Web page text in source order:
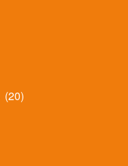
(20)